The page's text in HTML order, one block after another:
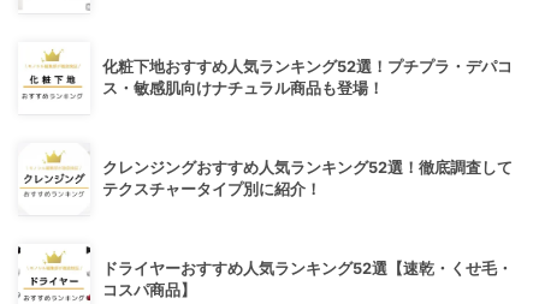
化粧下地おすすめ人気ランキング52選！プチプラ・デパコ
ス・敏感肌向けナチュラル商品も登場！
クレンジングおすすめ人気ランキング52選！徹底調査して
テクスチャータイプ別に紹介！
ドライヤーおすすめ人気ランキング52選【速乾・くせ毛・
コスパ商品】